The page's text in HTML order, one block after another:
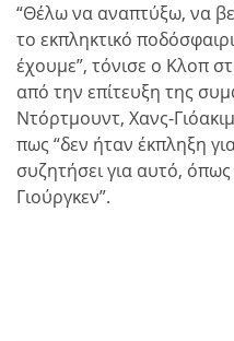
“Θέλω να αναπτύξω, να
το εκπληκτικό
έχουμε”, τόνισε ο Κλοπ
από την επίτευξη της
Ντόρτμουντ, Χανς-
πως “δεν ήταν έκπληξη
συζητήσει για αυτό,
Γιούργκεν”.